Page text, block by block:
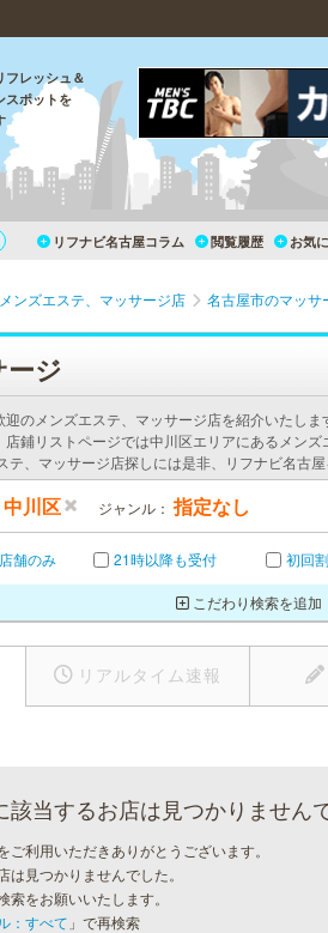
フレッシュ＆
スポットを
リフナビ名古屋コラム 閲覧履歴 お気
ンズエステ、マッサージ店 名古屋市のマッサ
ジ
のメンズエステ、マッサージ店を紹介いたし
鋪リストページでは中川区エリアにあるメン
、マッサージ店探しには是非、リフナビ名古屋
中川区 ジャンル： 指定なし
舗のみ 21時以降も受付 初回
こだわり検索を追加
リアルタイム速報
当するお店は見つかりませんで
ご利用いただきありがとうございます。
は見つかりませんでした。
をお願いいたします。
：すべて 」で再検索